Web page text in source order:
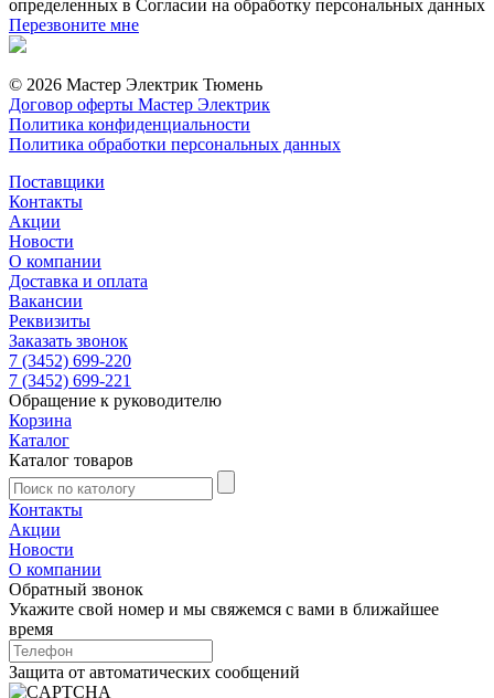
определенных в Согласии на обработку персональных данных
Перезвоните мне
© 2026 Мастер Электрик Тюмень
Договор оферты Мастер Электрик
Политика конфиденциальности
Политика обработки персональных данных
Поставщики
Контакты
Акции
Новости
О компании
Доставка и оплата
Вакансии
Реквизиты
Заказать звонок
7 (3452) 699-220
7 (3452) 699-221
Обращение к руководителю
Корзина
Каталог
Каталог товаров
Контакты
Акции
Новости
О компании
Обратный звонок
Укажите свой номер и мы свяжемся с вами в ближайшее
время
Защита от автоматических сообщений